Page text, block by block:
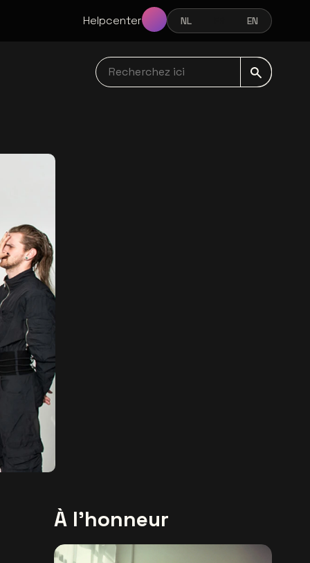
Helpcenter NEDERLANDS
NL FRANÇAISENGLISH
EN
Recherchez ici navbar
À l'honneur